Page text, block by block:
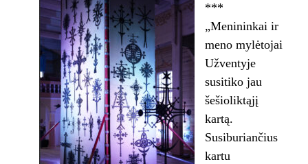
***
„Menininkai ir
meno mylėtojai
Užventyje
susitiko jau
šešioliktąjį
kartą.
Susiburiančius
kartu